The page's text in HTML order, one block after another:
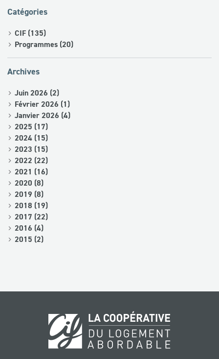
Catégories
CIF (135)
Programmes (20)
Archives
Juin 2026 (2)
Février 2026 (1)
Janvier 2026 (4)
2025 (17)
2024 (15)
2023 (15)
2022 (22)
2021 (16)
2020 (8)
2019 (8)
2018 (19)
2017 (22)
2016 (4)
2015 (2)